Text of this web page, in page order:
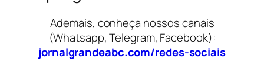
Ademais, conheça nossos canais
(Whatsapp, Telegram, Facebook):
jornalgrandeabc.com/redes-sociais